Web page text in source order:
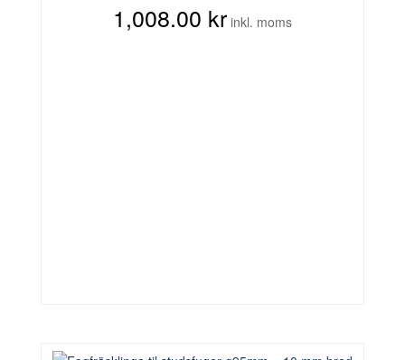
1,008.00 kr inkl. moms